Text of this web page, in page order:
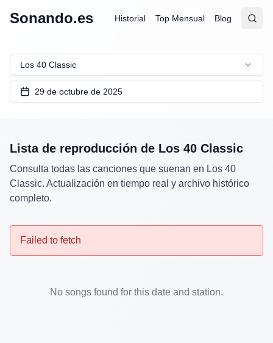
Sonando.es Historial Top Mensual Blog
Abrir
Los 40 Classic
29 de octubre de 2025
Lista de reproducción de Los 40 Classic
Consulta todas las canciones que suenan en Los 40
Classic. Actualización en tiempo real y archivo histórico
completo.
Failed to fetch
No songs found for this date and station.